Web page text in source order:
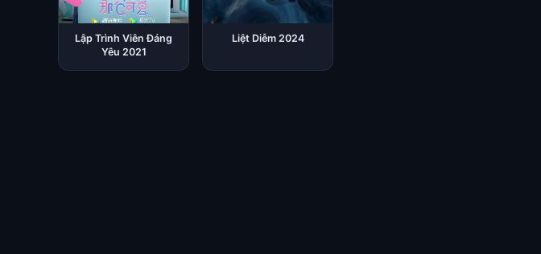
Lập Trình Viên Đáng
Yêu 2021
Liệt Diễm 2024